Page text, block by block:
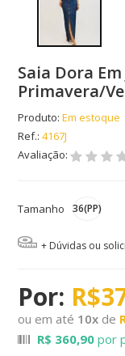
Saia Dora
Primavera/
Produto: Em estoque
Ref.:4167J
Avaliação:
Tamanho 36(PP)
+ Dúvidas ou
ou em até 10x de
R$ 360,90 por